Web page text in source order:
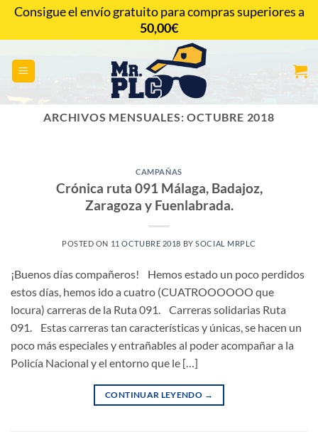
Saltar
contenido
CONTACTAR
ARCHIVOS MENSUALES:OCTUBRE 2018
CAMPAÑAS
Crónica ruta 091 Málaga, Badajoz,
Zaragoza y Fuenlabrada.
POSTED ON 11 OCTUBRE 2018 BYSOCIAL MRPLC
¡Buenos días compañeros! Hemos estado un poco perdidos
estos días, hemos ido a cuatro (CUATROOOOOO que
locura) carreras de la Ruta 091. Carreras solidarias Ruta
091. Estas carreras tan características y únicas, se hacen un
poco más especiales y entrañables al poder acompañar a la
Policía Nacional y el entorno que le […]
CONTINUAR LEYENDO →
Consigue el envío gratuito para compras superiores a
50,00€